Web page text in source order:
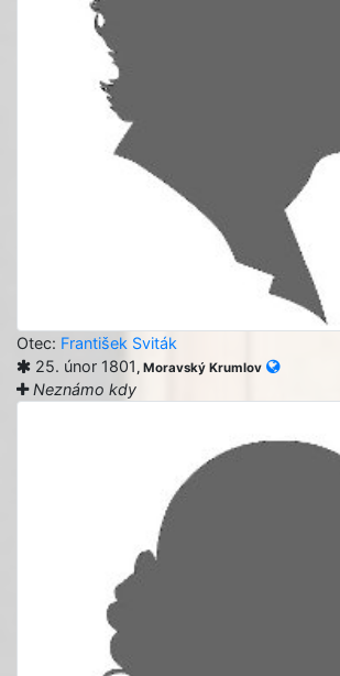
Otec: František Sviták
25. únor 1801 , Moravský Krumlov
Neznámo kdy